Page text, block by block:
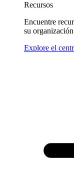
Recursos
Encuentre
su
Explore el